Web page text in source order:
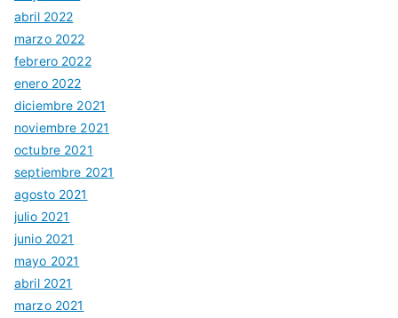
abril 2022
marzo 2022
febrero 2022
enero 2022
diciembre 2021
noviembre 2021
octubre 2021
septiembre 2021
agosto 2021
julio 2021
junio 2021
mayo 2021
abril 2021
marzo 2021